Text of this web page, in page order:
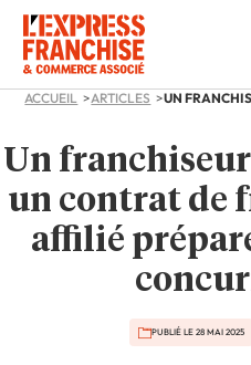
ACCUEIL ARTICLES
Un
un contrat de
affilié
PUBLIÉ LE 28 MAI 2025